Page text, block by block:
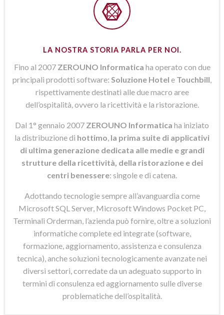
LA NOSTRA STORIA PARLA PER NOI.
Fino al 2007 ZEROUNO Informatica ha operato con due
principali prodotti software: Soluzione Hotel e Touchbill
rispettivamente destinati alle due macro aree
dell’ospitalità, ovvero la ricettività e la ristorazione.
Dal 1° gennaio 2007 ZEROUNO Informatica ha iniziato
la distribuzione di hottimo la prima suite di applicativi
di ultima generazione dedicata alle medie e grandi
strutture della ricettività, della ristorazione e dei
centri benessere: singole e di catena.
Adottando tecnologie sempre all’avanguardia come
Microsoft SQL Server, Microsoft Windows Pocket PC,
Terminali Orderman, l’azienda può fornire, oltre a soluzioni
informatiche complete ed integrate (software,
formazione, aggiornamento, assistenza e consulenza
tecnica), anche soluzioni tecnologicamente avanzate nei
diversi settori, corredate da un adeguato supporto in
termini di consulenza ed aggiornamento sulle diverse
problematiche dell’ospitalità.